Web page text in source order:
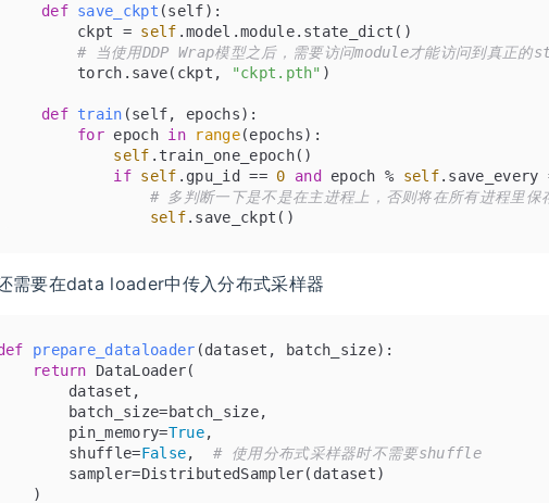
def save_ckpt (self):
        ckpt =
self .model.module.state_dict()
# 当使用DDP Wrap模型之后，需要访问module才能访问到真正
        torch.save(ckpt,
"ckpt.pth" )
def train (self, epochs):
for epoch in range(epochs):
self .train_one_epoch()
if self .gpu_id == 0 and epoch % self.save_every
# 多判断一下是不是在主进程上，否则将在所有进程里保
self.save_ckpt()
需要在data loader中传入分布式采样器
prepare_dataloader (dataset, batch_size):
return DataLoader(
dataset,
batch_size=batch_size,
pin_memory=
True,
shuffle=
False, # 使用分布式采样器时不需要shuffle
sampler=DistributedSampler(dataset)
)